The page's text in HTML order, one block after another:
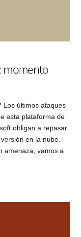
momento
Los últimos ataques
esta plataforma de
obligan a repasar
en la nube.
amenaza, vamos a